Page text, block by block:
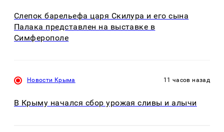
Слепок барельефа царя Скилура и его сына
Палака представлен на выставке в
Симферополе
Новости Крыма 11 часов назад
В Крыму начался сбор урожая сливы и алычи